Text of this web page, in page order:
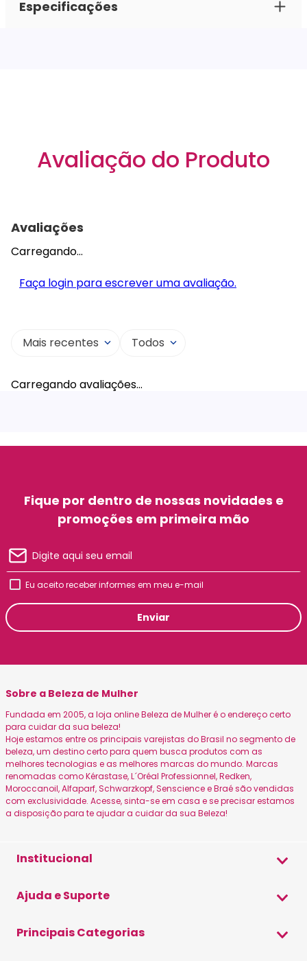
Especificações
Avaliação do Produto
Avaliações
Carregando…
Faça login para escrever uma avaliação.
Mais recentes Todos
Carregando avaliações…
Fique por dentro de nossas novidades e
promoções em primeira mão
Eu aceito receber informes em meu e-mail
Enviar
Sobre a Beleza de Mulher
Fundada em 2005, a loja online Beleza de Mulher é o endereço certo
para cuidar da sua beleza!
Hoje estamos entre os principais varejistas do Brasil no segmento de
beleza, um destino certo para quem busca produtos com as
melhores tecnologias e as melhores marcas do mundo. Marcas
renomadas como Kérastase, L´Oréal Professionnel, Redken,
Moroccanoil, Alfaparf, Schwarzkopf, Senscience e Braé são vendidas
com exclusividade. Acesse, sinta-se em casa e se precisar estamos
a disposição para te ajudar a cuidar da sua Beleza!
Institucional
Política de Privacidade
Ajuda e Suporte
Principais Categorias